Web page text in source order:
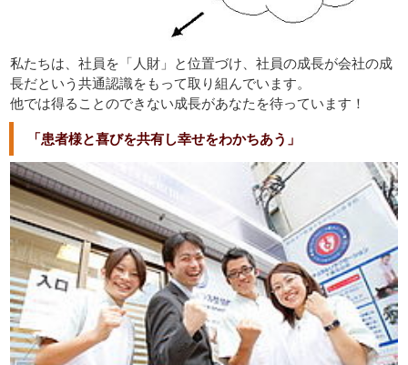
私たちは、社員を「人財」と位置づけ、社員の成長が会社の成
長だという共通認識をもって取り組んでいます。
他では得ることのできない成長があなたを待っています！
「患者様と喜びを共有し幸せをわかちあう」